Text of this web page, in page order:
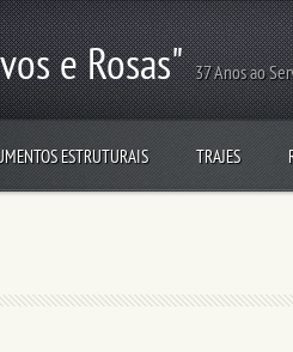
e Rosas" 37 Anos ao
ESTRUTURAIS TRAJES